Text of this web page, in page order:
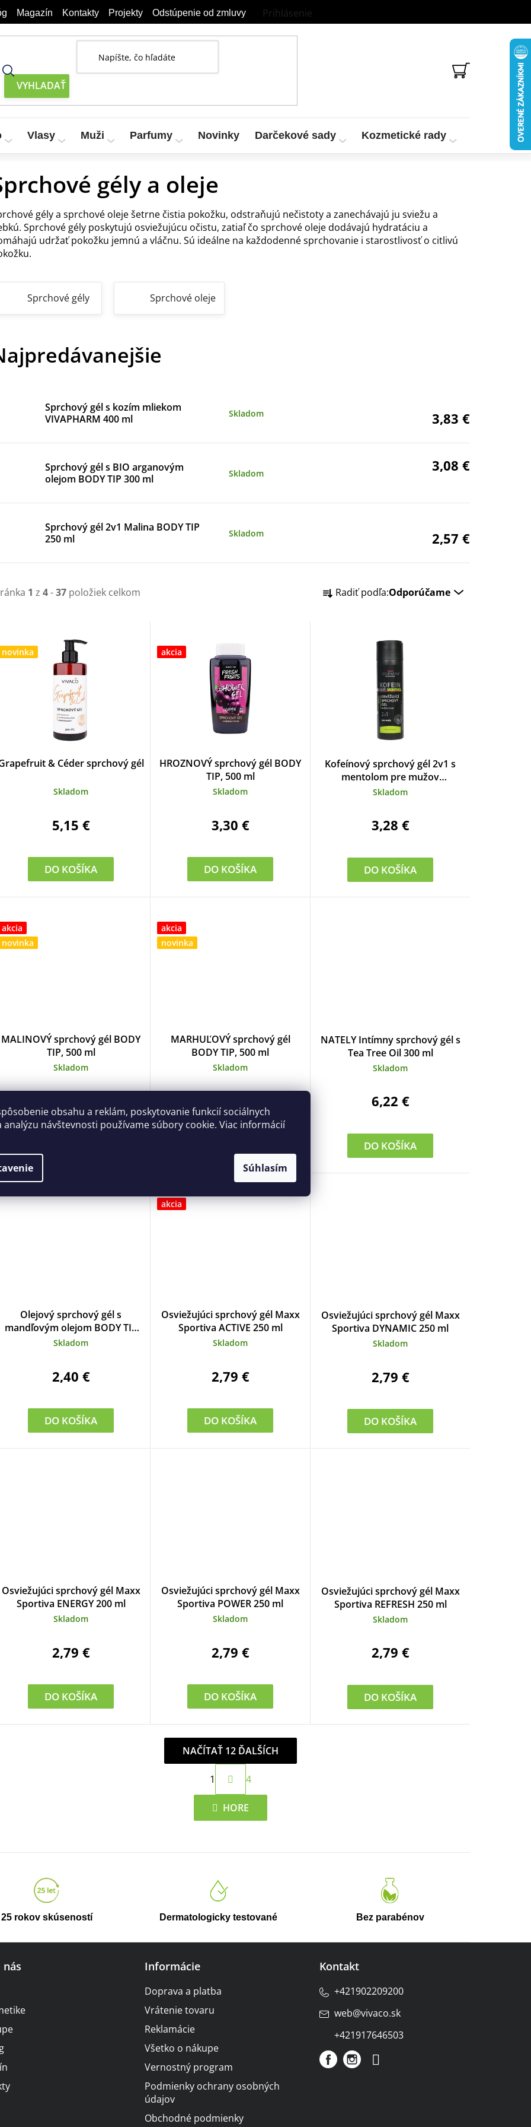
obsahu a reklám, poskytovanie funkcií sociálnych
analýzu návštevnosti používame súbory cookie. Viac informácií
Súhlasím
Magazín Kontakty Projekty Odstúpenie od zmluvy Prihlásenie
NÁKUPNÝ
KOŠÍK
Vlasy Muži Parfumy Novinky Darčekové sady Kozmetické rady Vzorky a
gély a oleje
gély a sprchové oleje šetrne čistia pokožku, odstraňujú nečistoty a zanechávajú ju sviežu a
Sprchové gély poskytujú osviežujúcu očistu, zatiaľ čo sprchové oleje dodávajú hydratáciu a
udržať pokožku jemnú a vláčnu. Sú ideálne na každodenné sprchovanie i starostlivosť o citlivú
Sprchové gély Sprchové oleje
Sprchový gél s kozím mliekom
VIVAPHARM 400 ml
Skladom 3,83 €
Sprchový gél s BIO arganovým
olejom BODY TIP 300 ml
Skladom 3,08 €
Sprchový gél 2v1 Malina BODY TIP
250 ml
Skladom 2,57 €
1 z 4-37 položiek celkom
R
p
t
Radiť podľa:Odporúčame
novinka
& Céder sprchový gél
Skladom
5,15 €
DO KOŠÍKA
akcia
HROZNOVÝ sprchový gél BODY
TIP, 500 ml
Skladom
3,30 €
DO KOŠÍKA
Kofeínový sprchový gél 2v1 s
mentolom pre mužov
VIVAPHARM 200 ml
Skladom
3,28 €
DO KOŠÍKA
akcia
novinka
MALINOVÝ sprchový gél BODY
TIP, 500 ml
Skladom
akcia
novinka
MARHUĽOVÝ sprchový gél
BODY TIP, 500 ml
Skladom
NATELY Intímny sprchový gél s
Tea Tree Oil 300 ml
Skladom
6,22 €
DO KOŠÍKA
Olejový sprchový gél s
mandľovým olejom BODY TIP
300 ml
Skladom
2,40 €
DO KOŠÍKA
akcia
Osviežujúci sprchový gél Maxx
Sportiva ACTIVE 250 ml
Skladom
2,79 €
DO KOŠÍKA
Osviežujúci sprchový gél Maxx
Sportiva DYNAMIC 250 ml
Skladom
2,79 €
DO KOŠÍKA
Osviežujúci sprchový gél Maxx
Sportiva ENERGY 200 ml
Skladom
2,79 €
DO KOŠÍKA
Osviežujúci sprchový gél Maxx
Sportiva POWER 250 ml
Skladom
2,79 €
DO KOŠÍKA
Osviežujúci sprchový gél Maxx
Sportiva REFRESH 250 ml
Skladom
2,79 €
DO KOŠÍKA
O
v
l
d
e
i
s
NAČÍTAŤ 12 ĎALŠÍCH
S
t
r
á
o
i
1 4
HORE
25 rokov skúseností Dermatologicky testované Bez parabénov
nás Informácie
Doprava a platba
Vrátenie tovaru
Reklamácie
Všetko o nákupe
Vernostný program
Podmienky ochrany osobných
údajov
Obchodné podmienky
Kontakt
web@vivaco.sk
+421902209200
+421917646503